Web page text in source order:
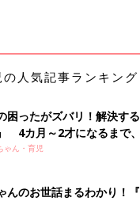
人気記事ランキング
困ったがズバリ！解決す
4カ月～2才になるまで
い！
ゃん・育児
んのお世話まるわかり！